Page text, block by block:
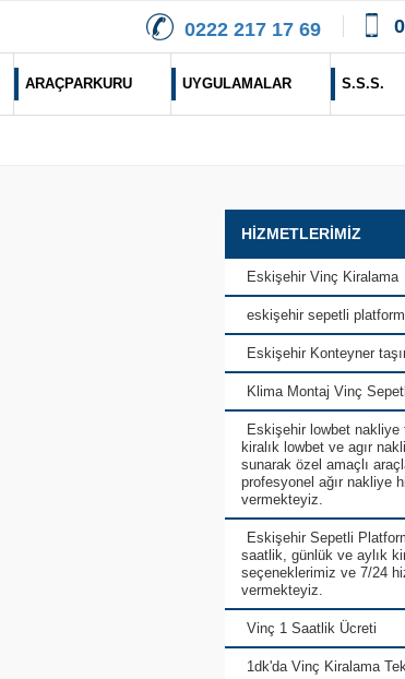
0222 217 17 69
ARAÇPARKURU UYGULAMALAR S.S.S.
HİZMETLERİMİZ
Eskişehir Vinç Kiralama
eskişehir sepetli platform
Eskişehir Konteyner
Klima Montaj Vinç
Eskişehir lowbet nakliye
kiralık lowbet ve agır
sunarak özel amaçlı
profesyonel ağır nakliye
vermekteyiz.
Eskişehir Sepetli
saatlik, günlük ve aylık
seçeneklerimiz ve 7/24
vermekteyiz.
Vinç 1 Saatlik Ücreti
1dk'da Vinç Kiralama